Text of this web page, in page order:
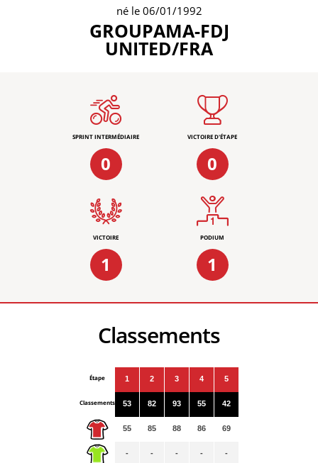
né le 06/01/1992
GROUPAMA-FDJ
UNITED/FRA
SPRINT INTERMÉDIAIRE
0
VICTOIRE D'ÉTAPE
0
VICTOIRE
1
PODIUM
1
Classements
Étape
Classements
1
53
55
-
2
82
85
-
3
93
88
-
4
55
86
-
5
42
69
-